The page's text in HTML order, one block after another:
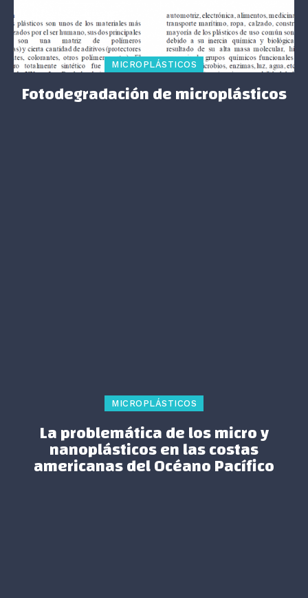
MICROPLÁSTICOS
Fotodegradación de microplásticos
MICROPLÁSTICOS
La problemática de los micro y
nanoplásticos en las costas
americanas del Océano Pacífico